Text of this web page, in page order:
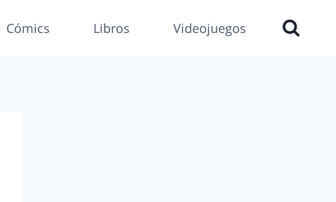
Cómics Libros Videojuegos